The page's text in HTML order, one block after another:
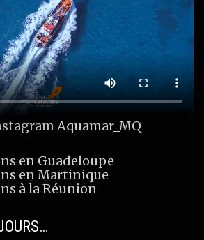
Aquamar_MQ
en Guadeloupe
en Martinique
à la Réunion